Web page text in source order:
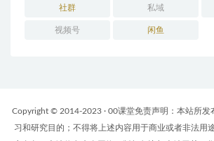
社群 私域
视频号 闲鱼
Copyright © 2014-2023 · 00课堂免责声明：本站所发
习和研究目的；不得将上述内容用于商业或者非法用